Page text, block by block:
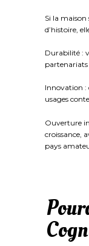
Si la maison
d’histoire,
Durabilité :
partenariats
Innovation :
usages
Ouverture
croissance,
pays